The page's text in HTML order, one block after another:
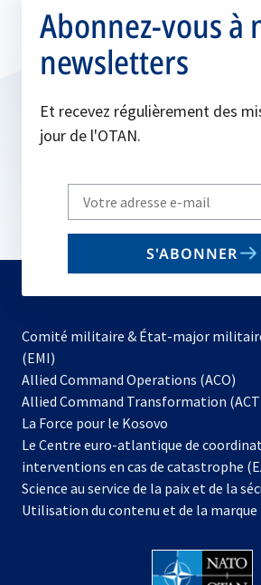
Abonnez-vous à
newsletters
Et recevez régulièrement des
jour de l'OTAN.
Write
your
email
S'ABONNER
Comité militaire & État-major
(EMI)
Allied Command Operations (ACO)
Allied Command Transformation
La Force pour le Kosovo
dans
un
nouvel
onglet
Le Centre euro-atlantique de
interventions en cas de catastrophe
Science au service de la paix et de la
Utilisation du contenu et de la marque